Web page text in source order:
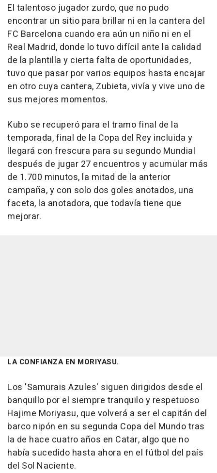
El talentoso jugador zurdo, que no pudo
encontrar un sitio para brillar ni en la cantera del
FC Barcelona cuando era aún un niño ni en el
Real Madrid, donde lo tuvo difícil ante la calidad
de la plantilla y cierta falta de oportunidades,
tuvo que pasar por varios equipos hasta encajar
en otro cuya cantera, Zubieta, vivía y vive uno de
sus mejores momentos.
Kubo se recuperó para el tramo final de la
temporada, final de la Copa del Rey incluida y
llegará con frescura para su segundo Mundial
después de jugar 27 encuentros y acumular más
de 1.700 minutos, la mitad de la anterior
campaña, y con solo dos goles anotados, una
faceta, la anotadora, que todavía tiene que
mejorar.
LA CONFIANZA EN MORIYASU.
Los 'Samurais Azules' siguen dirigidos desde el
banquillo por el siempre tranquilo y respetuoso
Hajime Moriyasu, que volverá a ser el capitán del
barco nipón en su segunda Copa del Mundo tras
la de hace cuatro años en Catar, algo que no
había sucedido hasta ahora en el fútbol del país
del Sol Naciente.